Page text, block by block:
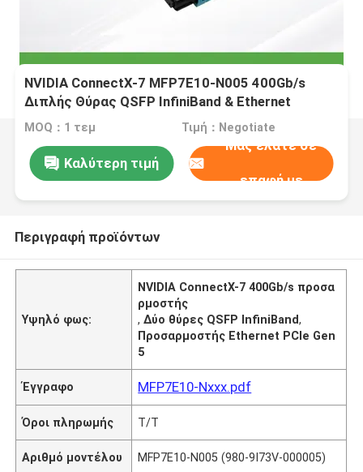
NVIDIA ConnectX-7 MFP7E10-N005 400Gb/s
Διπλής Θύρας QSFP InfiniBand & Ethernet
Προσαρμογέας NDR, PCIe Gen5
MOQ：1 τεμ Τιμή：Negotiate
Καλύτερη τιμή
Μας ελάτε σε
επαφή με
Περιγραφή προϊόντων
Υψηλό φως:
NVIDIA ConnectX-7 400Gb/s προσα
ρμοστής
,Δύο θύρες QSFP InfiniBand,
Προσαρμοστής Ethernet PCIe Gen
5
Έγγραφο MFP7E10-Nxxx.pdf
Όροι πληρωμής T/T
Αριθμό μοντέλου MFP7E10-N005 (980-9I73V-000005)